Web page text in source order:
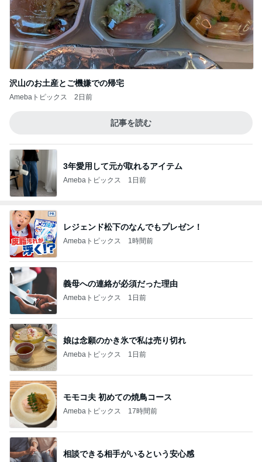
沢山のお土産とご機嫌での帰宅
Amebaトピックス 2日前
記事を読む
3年愛用して元が取れるアイテム
Amebaトピックス 1日前
レジェンド松下のなんでもプレゼン！
Amebaトピックス 1時間前
義母への連絡が必須だった理由
Amebaトピックス 1日前
娘は念願のかき氷で私は売り切れ
Amebaトピックス 1日前
モモコ夫 初めての焼鳥コース
Amebaトピックス 17時間前
相談できる相手がいるという安心感